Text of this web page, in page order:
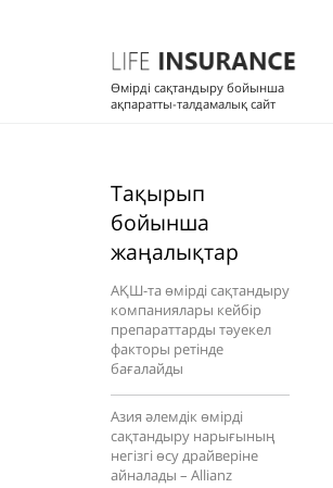
Өмірді сақтандыру бойынша
ақпаратты-талдамалық сайт
Тақырып
бойынша
жаңалықтар
АҚШ-та өмірді сақтандыру
компаниялары кейбір
препараттарды тәуекел
факторы ретінде
бағалайды
Азия әлемдік өмірді
сақтандыру нарығының
негізгі өсу драйверіне
айналады – Allianz